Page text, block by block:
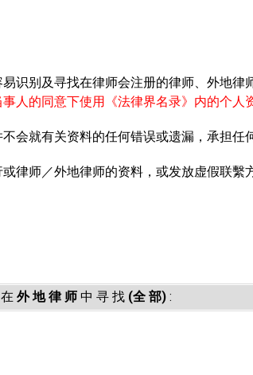
识别及寻找在律师会注册的律师、外地律
的同意下使用《法律界名录》内的个人
会就有关资料的任何错误或遗漏，承担任
律师／外地律师的资料，或发放虚假联
在 外 地 律 师中 寻 找 (全 部):